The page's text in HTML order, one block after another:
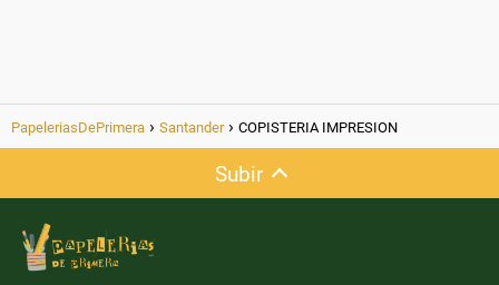
PapeleriasDePrimera Santander COPISTERIA IMPRESION
Subir